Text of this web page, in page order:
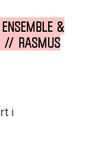
&
// RASMUS
i